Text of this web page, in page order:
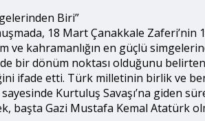
Biri”
18 Mart Çanakkale
kahramanlığın en güçlü
bir dönüm noktası olduğunu
ifade etti. Türk milletinin birlik
Kurtuluş Savaşı’na giden
başta Gazi Mustafa Kemal Atatürk